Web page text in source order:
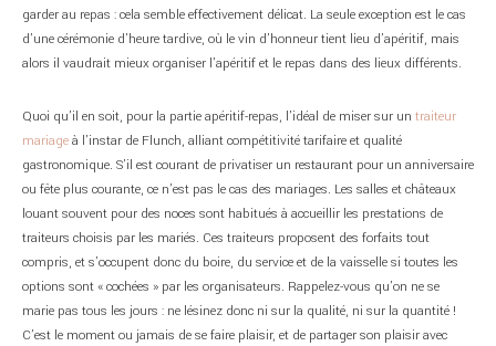
garder au repas : cela semble effectivement délicat. La seule exception est le cas
d’une cérémonie d’heure tardive, où le vin d’honneur tient lieu d’apéritif, mais
alors il vaudrait mieux organiser l’apéritif et le repas dans des lieux différents.
Quoi qu’il en soit, pour la partie apéritif-repas, l’idéal de miser sur un traiteur
mariageà l’instar de Flunch, alliant compétitivité tarifaire et qualité
gastronomique. S’il est courant de privatiser un restaurant pour un anniversaire
ou fête plus courante, ce n’est pas le cas des mariages. Les salles et châteaux
louant souvent pour des noces sont habitués à accueillir les prestations de
traiteurs choisis par les mariés. Ces traiteurs proposent des forfaits tout
compris, et s’occupent donc du boire, du service et de la vaisselle si toutes les
options sont « cochées » par les organisateurs. Rappelez-vous qu’on ne se
marie pas tous les jours : ne lésinez donc ni sur la qualité, ni sur la quantité !
C’est le moment ou jamais de se faire plaisir, et de partager son plaisir avec